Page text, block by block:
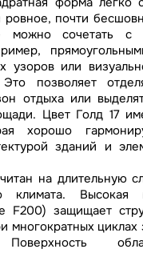
ровное, почти
сочетать с
узоров или
Это позволяет
отдыха или
Цвет Голд 17
хорошо
зданий и
на длительную
климата. Высокая
F200) защищает
многократных
Поверхность